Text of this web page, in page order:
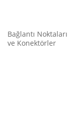
Bağlantı Noktaları
ve Konektörler